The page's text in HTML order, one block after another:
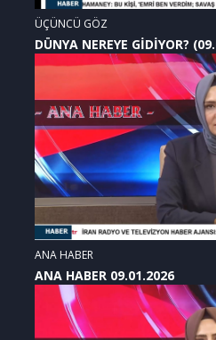
ÜÇÜNCÜ GÖZ
DÜNYA NEREYE GİDİYOR?
ANA HABER
ANA HABER 09.01.2026